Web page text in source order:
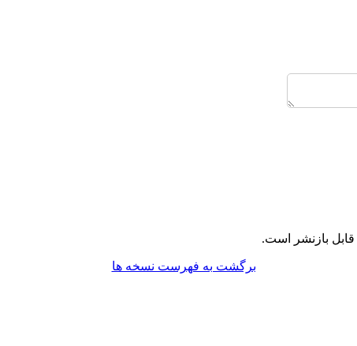
قابل بازنشر است.
برگشت به فهرست نسخه ها